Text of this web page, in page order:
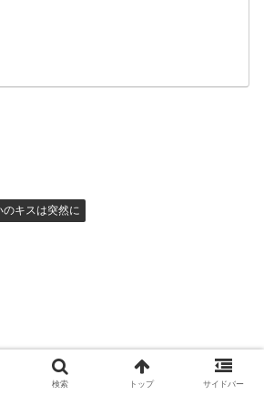
のキスは突然に
検索 トップ サイドバー